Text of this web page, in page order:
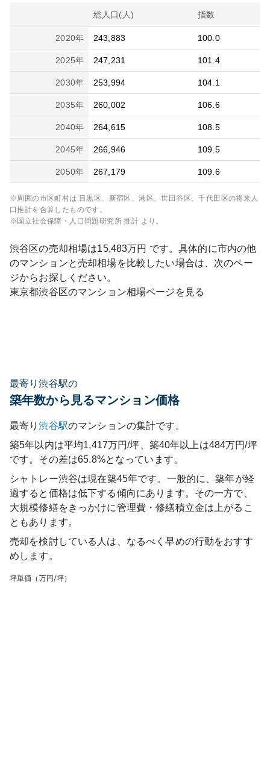
総人口(人) 指数
2020年 243,883 100.0
2025年 247,231 101.4
2030年 253,994 104.1
2035年 260,002 106.6
2040年 264,615 108.5
2045年 266,946 109.5
2050年 267,179 109.6
※周囲の市区町村は 目黒区、新宿区、港区、世田谷区、千代田区の将来人
口推計を合算したものです。
※国立社会保障・人口問題研究所 推計 より。
渋谷区の売却相場は15,483万円 です。具体的に市内の他
のマンションと売却相場を比較したい場合は、次のペー
ジからお探しください。
東京都渋谷区のマンション相場ページを見る
最寄り渋谷駅の
築年数から見るマンション価格
最寄り渋谷駅のマンションの集計です。
築5年以内は平均1,417万円/坪、築40年以上は484万円/坪
です。その差は65.8%となっています。
シャトレー渋谷は現在築45年です。一般的に、築年が経
過すると価格は低下する傾向にあります。その一方で、
大規模修繕をきっかけに管理費・修繕積立金は上がるこ
ともあります。
売却を検討している人は、なるべく早めの行動をおすす
めします。
坪単価（万円/坪）